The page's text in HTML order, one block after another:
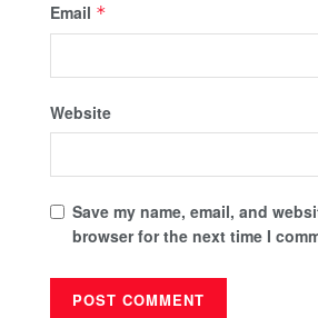
Email *
Website
Save my name, email, and
browser for the next time I